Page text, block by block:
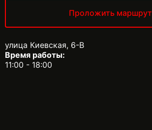
Проложить маршрут
улица Киевская, 6-В
Время работы:
11:00 - 18:00